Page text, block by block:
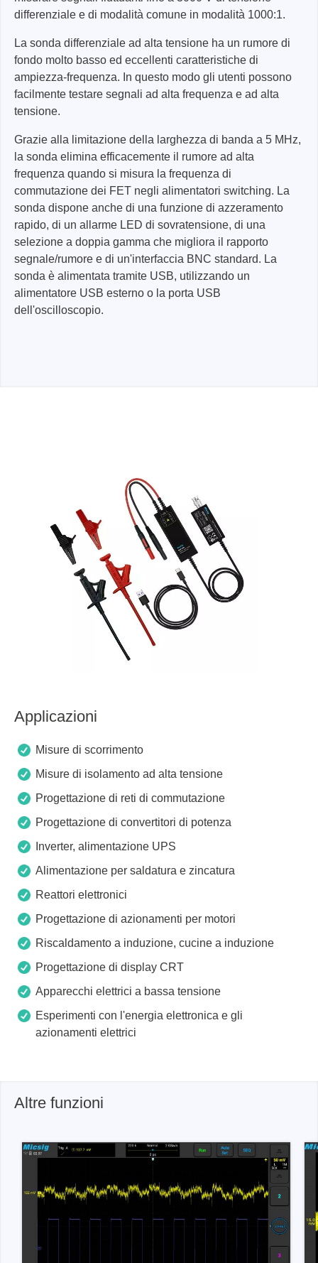
differenziale e di modalità comune in modalità 1000:1.
La sonda differenziale ad alta tensione ha un rumore di
fondo molto basso ed eccellenti caratteristiche di
ampiezza-frequenza. In questo modo gli utenti possono
facilmente testare segnali ad alta frequenza e ad alta
tensione.
Grazie alla limitazione della larghezza di banda a 5 MHz,
la sonda elimina efficacemente il rumore ad alta
frequenza quando si misura la frequenza di
commutazione dei FET negli alimentatori switching. La
sonda dispone anche di una funzione di azzeramento
rapido, di un allarme LED di sovratensione, di una
selezione a doppia gamma che migliora il rapporto
segnale/rumore e di un'interfaccia BNC standard. La
sonda è alimentata tramite USB, utilizzando un
alimentatore USB esterno o la porta USB
dell'oscilloscopio.
Applicazioni
Misure di scorrimento
Misure di isolamento ad alta tensione
Progettazione di reti di commutazione
Progettazione di convertitori di potenza
Inverter, alimentazione UPS
Alimentazione per saldatura e zincatura
Reattori elettronici
Progettazione di azionamenti per motori
Riscaldamento a induzione, cucine a induzione
Progettazione di display CRT
Apparecchi elettrici a bassa tensione
Esperimenti con l'energia elettronica e gli
azionamenti elettrici
Altre funzioni